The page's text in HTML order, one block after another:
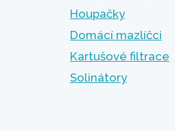
Houpačky
Domácí mazlíčci
Kartušové filtrace
Solinátory